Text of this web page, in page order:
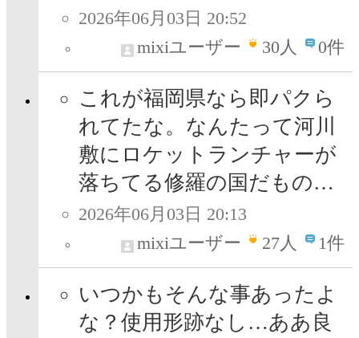
2026年06月03日 20:52
mixiユーザー
30人 0件
これが福岡県なら即パクら
れてたな。なんたって河川
敷にロケットランチャーが
落ちてる修羅の国だもの…
2026年06月03日 20:13
mixiユーザー
27人 1件
いつかもそんな事あったよ
な？使用形跡なし…ああ良